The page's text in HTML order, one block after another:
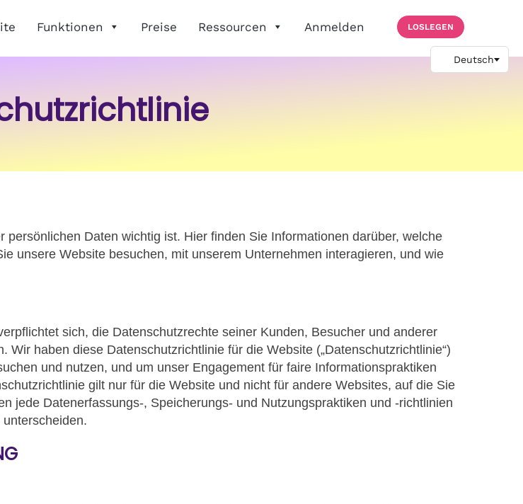
Funktionen Preise Ressourcen Anmelden LOSLEGEN
Daten wichtig ist. Hier finden Sie Informationen darüber, welche
unsere Website besuchen, mit unserem Unternehmen interagieren, und wie
sich, die Datenschutzrechte seiner Kunden, Besucher und anderer
Wir haben diese Datenschutzrichtlinie für die Website („Datenschutzrichtlinie“)
und nutzen, und um unser Engagement für faire Informationspraktiken
gilt nur für die Website und nicht für andere Websites, auf die Sie
jede Datenerfassungs-, Speicherungs- und Nutzungspraktiken und -richtlinien